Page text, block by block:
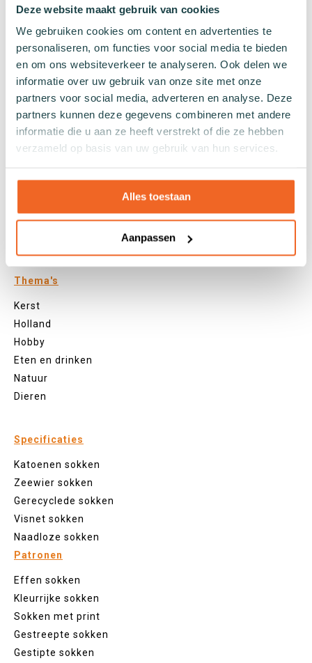
Deze website maakt gebruik van cookies
We gebruiken cookies om content en advertenties te
personaliseren, om functies voor social media te bieden
en om ons websiteverkeer te analyseren. Ook delen we
informatie over uw gebruik van onze site met onze
partners voor social media, adverteren en analyse. Deze
partners kunnen deze gegevens combineren met andere
informatie die u aan ze heeft verstrekt of die ze hebben
verzameld op basis van uw gebruik van hun services.
Alles toestaan
Aanpassen
Veel kleurige sokken
Witte sokken
Zwarte sokken
Grijze sokken
Gele sokken
Groene sokken
Oranje sokken
Thema's
Kerst
Holland
Hobby
Eten en drinken
Natuur
Dieren
Specificaties
Katoenen sokken
Zeewier sokken
Gerecyclede sokken
Visnet sokken
Naadloze sokken
Patronen
Effen sokken
Kleurrijke sokken
Sokken met print
Gestreepte sokken
Gestipte sokken